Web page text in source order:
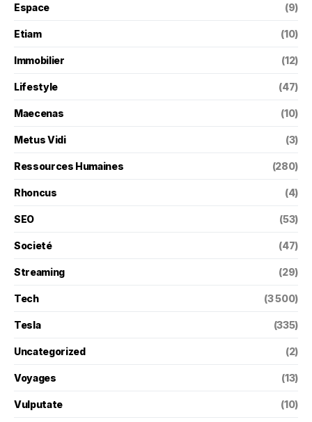
Espace (9)
Etiam (10)
Immobilier (12)
Lifestyle (47)
Maecenas (10)
Metus Vidi (3)
Ressources Humaines (280)
Rhoncus (4)
SEO (53)
Societé (47)
Streaming (29)
Tech (3 500)
Tesla (335)
Uncategorized (2)
Voyages (13)
Vulputate (10)